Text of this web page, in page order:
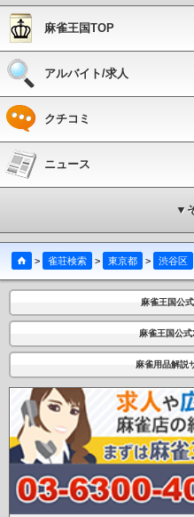
麻雀王国TOP
アルバイト/求人
クチコミ
ニュース
▼
> 雀荘検索 > 東京都 > 渋谷区
麻雀王国公
麻雀王国公
麻雀用品解説